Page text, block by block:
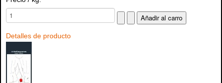
Detalles de producto